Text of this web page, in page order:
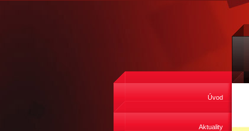
Úvod
Aktuality